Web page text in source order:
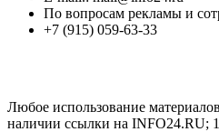
По вопросам рекламы и
+7 (915) 059-63-33
Любое использование
наличии ссылки на INFO24.RU;